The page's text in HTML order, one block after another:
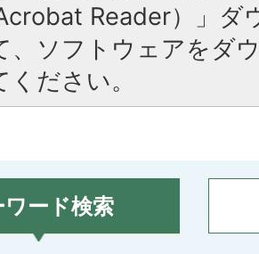
Reader）」ダ
、ソフトウェアをダ
ください。
ワード検索